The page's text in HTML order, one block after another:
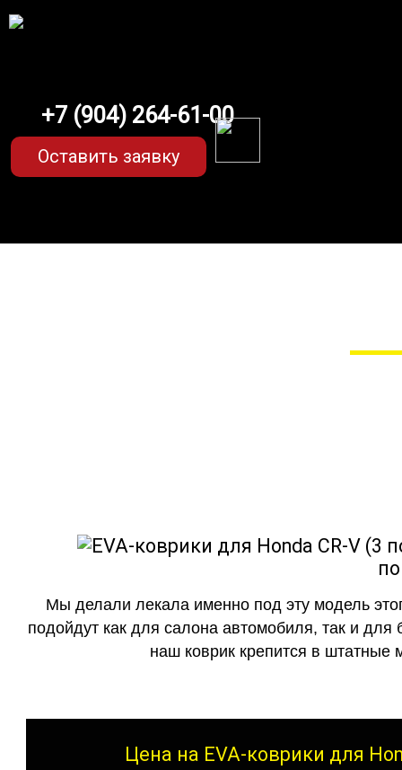
+7 (904) 264-61-00
Оставить заявку
Мы делали лекала именно под эту модель
подойдут как для салона автомобиля, так и для
наш коврик крепится в штатные
Цена на EVA-коврики для